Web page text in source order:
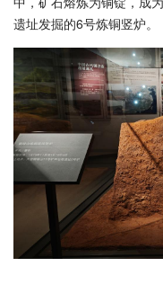
遗址发掘的6号炼铜竖炉。